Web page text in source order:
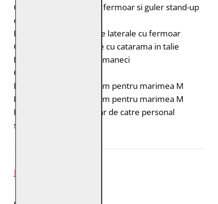
Geaca de piele biker cu fermoar si guler stand-up
cu capsa
Doua buzunare verticale laterale cu fermoar
Curele laterale reglabile cu catarama in talie
Fermoar si catarama la maneci
Croiala: Regular Fit
Lungimea spatelui: 54 cm pentru marimea M
Lungimea manecii: 63 cm pentru marimea M
Intretinere: Spalare doar de catre personal
specializat